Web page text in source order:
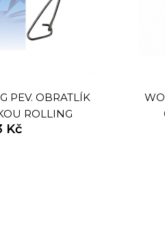
PEV. OBRATLÍK
ROLLING
SNAP
Kč